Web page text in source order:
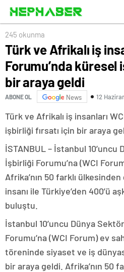
245 okunma
Türk ve Afrikalı iş
Forumu’nda küresel
bir araya geldi
ABONE OL News 12
Türk ve Afrikalı iş insanları
işbirliği fırsatı için bir araya
İSTANBUL – İstanbul 10’uncu
İşbirliği Forumu’na (WCI
Afrika’nın 50 farklı ülkesinden
insanı ile Türkiye’den 400’ü
buluştu.
İstanbul 10’uncu Dünya
Forumu’na (WCI Forum) ev
töreninde siyaset ve iş
bir araya geldi. Afrika’nın 50